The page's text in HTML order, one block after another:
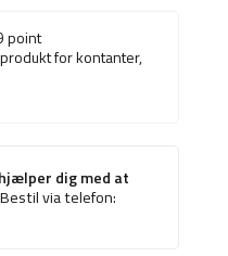
point
for kontanter,
dig med at
Bestil via telefon: